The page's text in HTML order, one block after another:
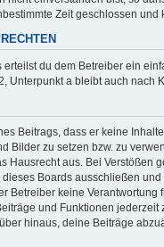
Zeit geschlossen
erteilst du dem Betreiber ein
Unterpunkt a bleibt auch nach
Beitrags, dass er keine
Bilder zu setzen bzw. zu
Hausrecht aus. Bei
Boards ausschließen
Betreiber keine
und Funktionen
hinaus, deine Beiträge